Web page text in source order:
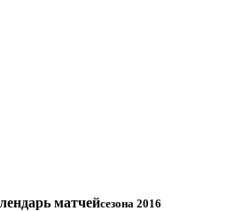
матчейсезона 2016